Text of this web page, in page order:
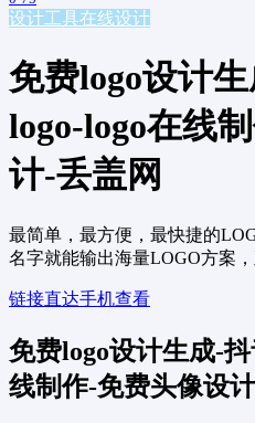
设计工具在线设计
免费logo设计
logo-logo在线
计-丢盖网
最简单，最方便，最快捷的
名字就能输出海量LOGO方案
链接直达手机查看
免费logo设计生成-
线制作-免费头像设